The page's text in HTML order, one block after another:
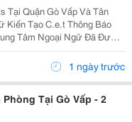
Tại Quận Gò Vấp Và Tân
Về Chương Trình Anh Văn
Học Thuật Ielts &Ndash; Toefl Ibt. Trung Tâm...1 ngày trước
Tại Gò Vấp - 2